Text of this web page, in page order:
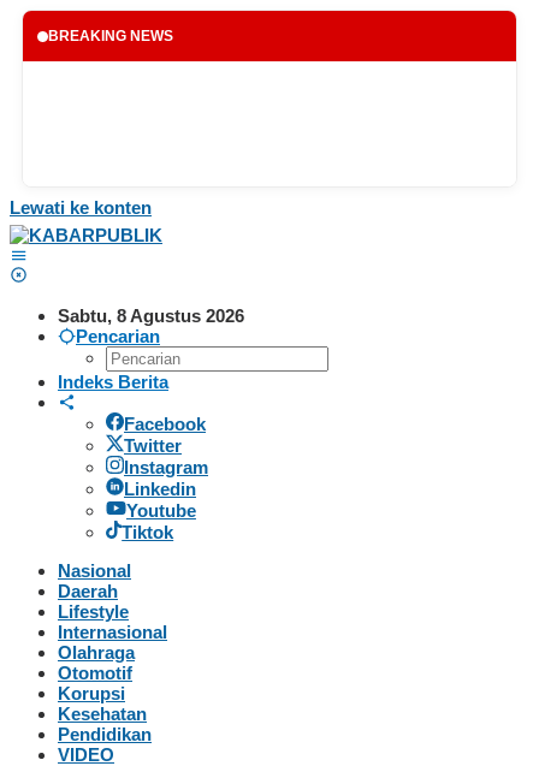
BREAKING NEWS
Lewati ke konten
Sabtu, 8 Agustus 2026
Pencarian
Indeks Berita
Facebook
Twitter
Instagram
Linkedin
Youtube
Tiktok
Nasional
Daerah
Lifestyle
Internasional
Olahraga
Otomotif
Korupsi
Kesehatan
Pendidikan
VIDEO